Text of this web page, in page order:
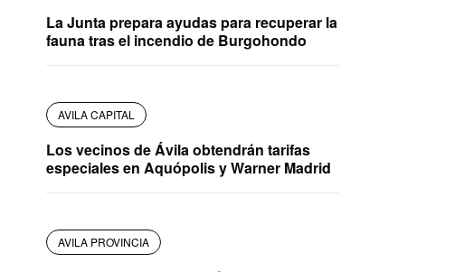
La Junta prepara ayudas para recuperar la
fauna tras el incendio de Burgohondo
AVILA CAPITAL
Los vecinos de Ávila obtendrán tarifas
especiales en Aquópolis y Warner Madrid
AVILA PROVINCIA